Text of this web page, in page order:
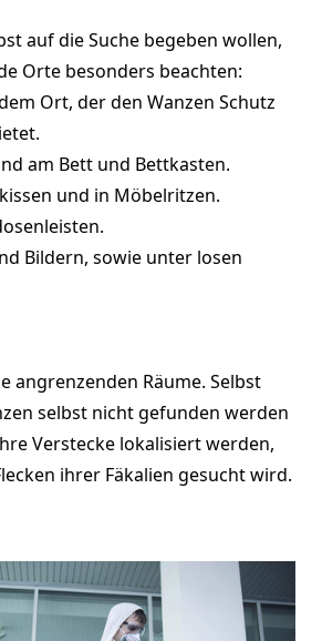
auf die Suche begeben wollen,
Orte besonders beachten:
Ort, der den Wanzen Schutz
am Bett und Bettkasten.
und in Möbelritzen.
Bildern, sowie unter losen
angrenzenden Räume. Selbst
selbst nicht gefunden werden
Verstecke lokalisiert werden,
ihrer Fäkalien gesucht wird.